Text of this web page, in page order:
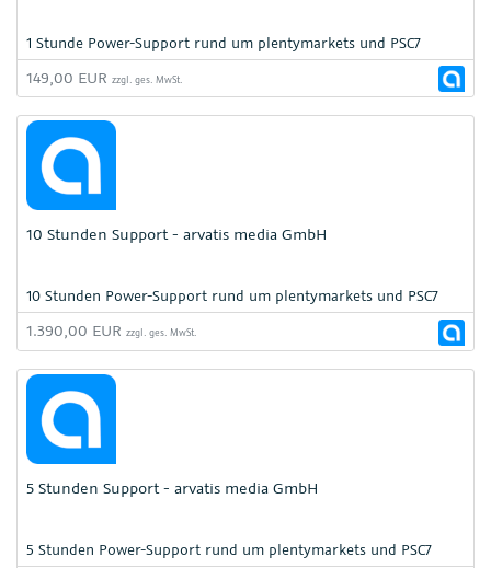
1 Stunde Power-Support rund um plentymarkets und PSC7
149,00 EUR zzgl. ges. MwSt.
10 Stunden Support - arvatis media GmbH
10 Stunden Power-Support rund um plentymarkets und PSC7
1.390,00 EUR zzgl. ges. MwSt.
5 Stunden Support - arvatis media GmbH
5 Stunden Power-Support rund um plentymarkets und PSC7